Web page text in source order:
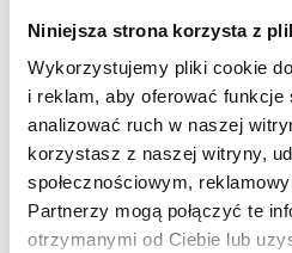
Niniejsza strona korzysta z
Wykorzystujemy pliki cookie
i reklam, aby oferować funkcje
analizować ruch w naszej
korzystasz z naszej witryny,
społecznościowym,
Partnerzy mogą połączyć te
otrzymanymi od Ciebie lub
Programy studiów dla cyklu
-Studia I stopnia
- Studia II stopnia
Programy studiów dla cyklu
Studia I stopnia
-
Studia II stopnia